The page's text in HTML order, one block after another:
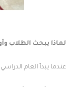
لماذا يبحث الطلاب
عندما يبدأ العام